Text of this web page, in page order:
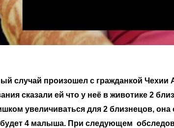
случай произошел с гражданкой Чехии
сказали ей что у неё в животике 2
увеличиваться для 2 близнецов, она
будет 4 малыша. При следующем